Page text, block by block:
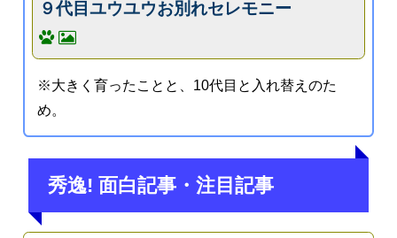
９代目ユウユウお別れセレモニー
※大きく育ったことと、10代目と入れ替えのた
め。
秀逸! 面白記事・注目記事